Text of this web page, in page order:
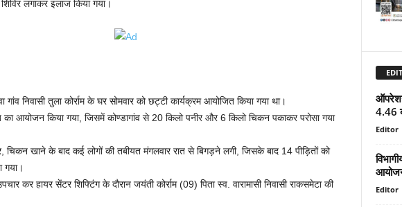
लगाकर इलाज किया गया।
निवासी तुला कोर्राम के घर सोमवार को छट्टी कार्यक्रम आयोजित किया गया था।
आयोजन किया गया, जिसमें कोण्डागांव से 20 किलो पनीर और 6 किलो चिकन पकाकर परोसा गया
खाने के बाद कई लोगों की तबीयत मंगलवार रात से बिगड़ने लगी, जिसके बाद 14 पीड़ितों को
गया।
कर हायर सेंटर शिफ्टिंग के दौरान जयंती कोर्राम (09) पिता स्व. वारामासी निवासी राकसमेटा की
4.46
Editor
Editor